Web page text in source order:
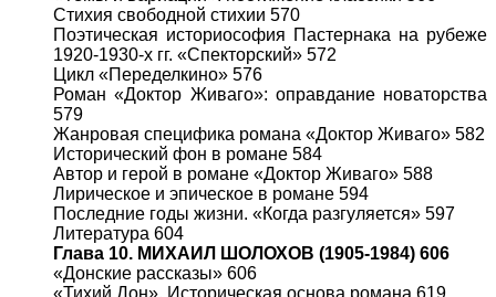
Стихия свободной стихии 570
Поэтическая историософия Пастернака на рубеже
1920-1930-х гг. «Спекторский» 572
Цикл «Переделкино» 576
Роман «Доктор Живаго»: оправдание новаторства
579
Жанровая специфика романа «Доктор Живаго» 582
Исторический фон в романе 584
Автор и герой в романе «Доктор Живаго» 588
Лирическое и эпическое в романе 594
Последние годы жизни. «Когда разгуляется» 597
Литература 604
Глава 10. МИХАИЛ ШОЛОХОВ (1905-1984) 606
«Донские рассказы» 606
«Тихий Дон». Историческая основа романа 619